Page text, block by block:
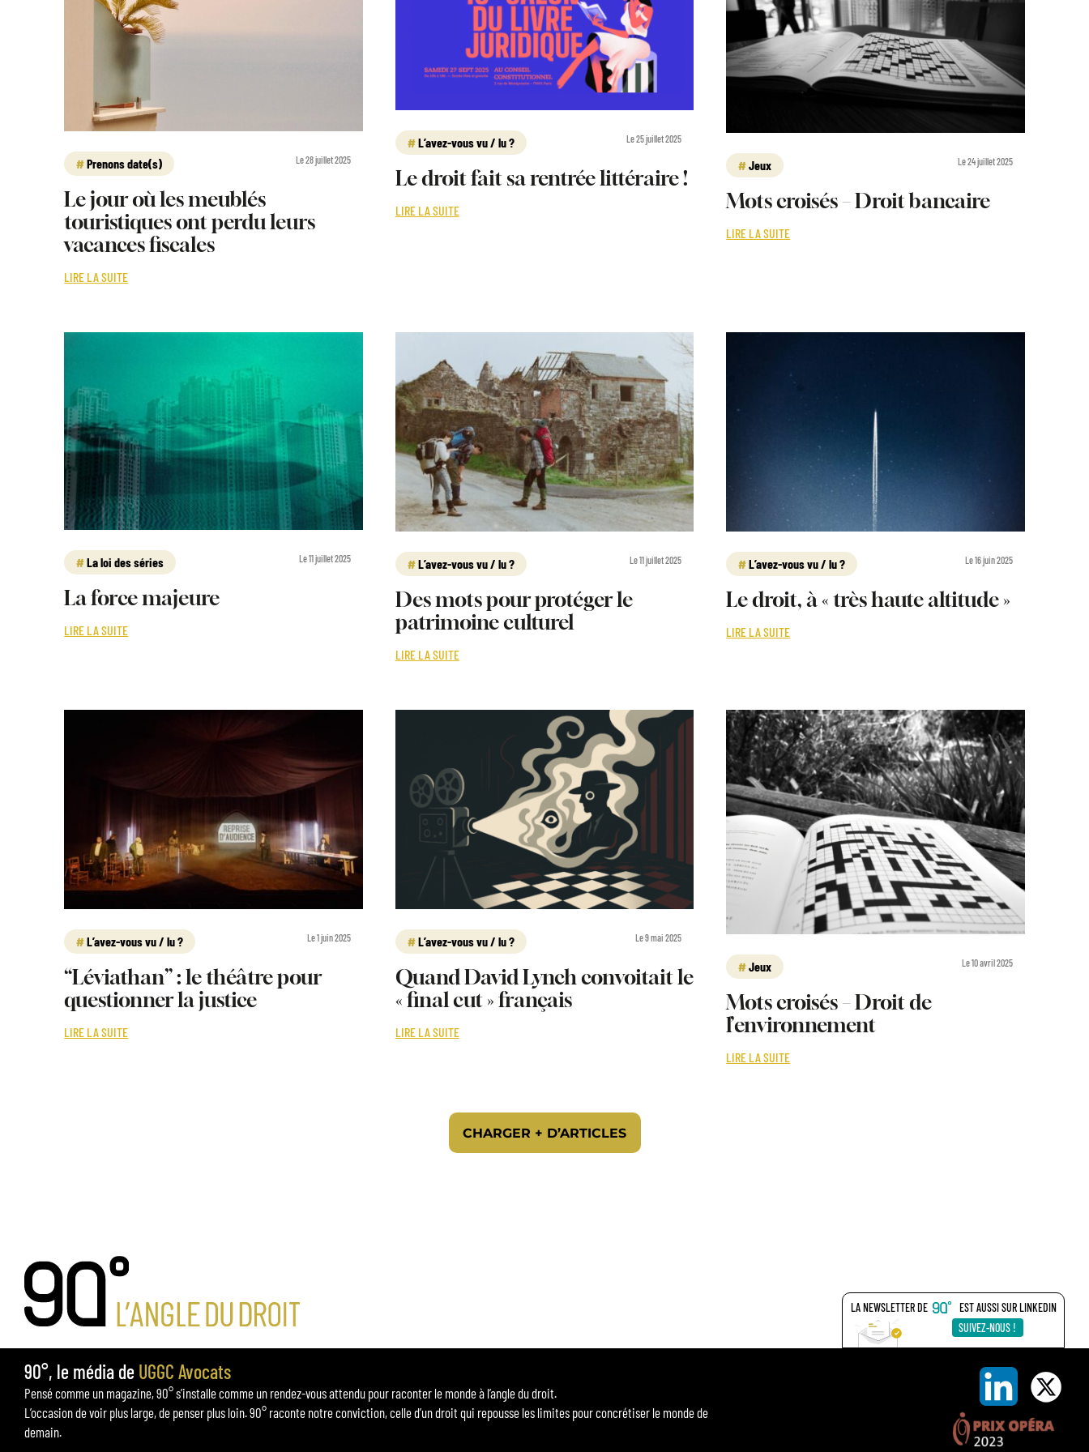
Prenons date(s) Le 28 juillet 2025
Le jour où les meublés
touristiques ont perdu leurs
vacances fiscales
LIRE LA SUITE
L’avez-vous vu / lu ? Le 25 juillet 2025
Le droit fait sa rentrée littéraire !
LIRE LA SUITE
Jeux Le 24 juillet 2025
Mots croisés – Droit bancaire
LIRE LA SUITE
La loi des séries Le 11 juillet 2025
La force majeure
LIRE LA SUITE
L’avez-vous vu / lu ? Le 11 juillet 2025
Des mots pour protéger le
patrimoine culturel
LIRE LA SUITE
L’avez-vous vu / lu ? Le 16 juin 2025
Le droit, à « très haute altitude »
LIRE LA SUITE
L’avez-vous vu / lu ? Le 1 juin 2025
“Léviathan” : le théâtre pour
questionner la justice
LIRE LA SUITE
L’avez-vous vu / lu ? Le 9 mai 2025
Quand David Lynch convoitait le
« final cut » français
LIRE LA SUITE
Jeux Le 10 avril 2025
Mots croisés – Droit de
l’environnement
LIRE LA SUITE
CHARGER + D’ARTICLES
LA NEWSLETTER DE
EST AUSSI SUR LINKEDIN
SUIVEZ-NOUS !
90°, le média de UGGC Avocats
Pensé comme un magazine, 90° s’installe comme un rendez-vous attendu pour raconter le monde à l’angle du droit.
L’occasion de voir plus large, de penser plus loin. 90° raconte notre conviction, celle d’un droit qui repousse les limites pour concrétiser le monde de
demain.